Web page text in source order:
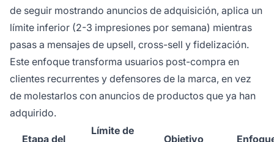
de seguir mostrando anuncios de adquisición, aplica un
límite inferior (2-3 impresiones por semana) mientras
pasas a mensajes de upsell, cross-sell y fidelización.
Este enfoque transforma usuarios post-compra en
clientes recurrentes y defensores de la marca, en vez
de molestarlos con anuncios de productos que ya han
adquirido.
Etapa del
Límite de
Objetivo